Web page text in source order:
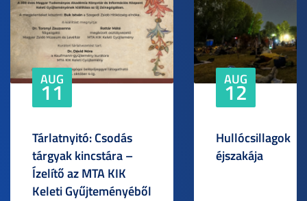
AUG
11
Tárlatnyitó: Csodás
tárgyak kincstára –
Ízelítő az MTA KIK
Keleti Gyűjteményéből
AUG
12
Hullócsillagok
éjszakája